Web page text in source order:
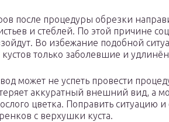
после процедуры обрезки
и стеблей. По этой причине
Во избежание подобной
только заболевшие и
может не успеть провести
аккуратный внешний вид, а
цветка. Поправить ситуацию
с верхушки куста.